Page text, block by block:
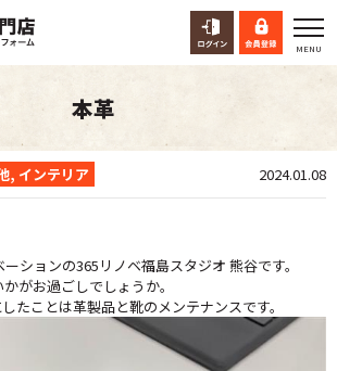
本革
, インテリア 2024.01.08
ションの365リノベ福島スタジオ 熊谷です。
がお過ごしでしょうか。
たことは革製品と靴のメンテナンスです。